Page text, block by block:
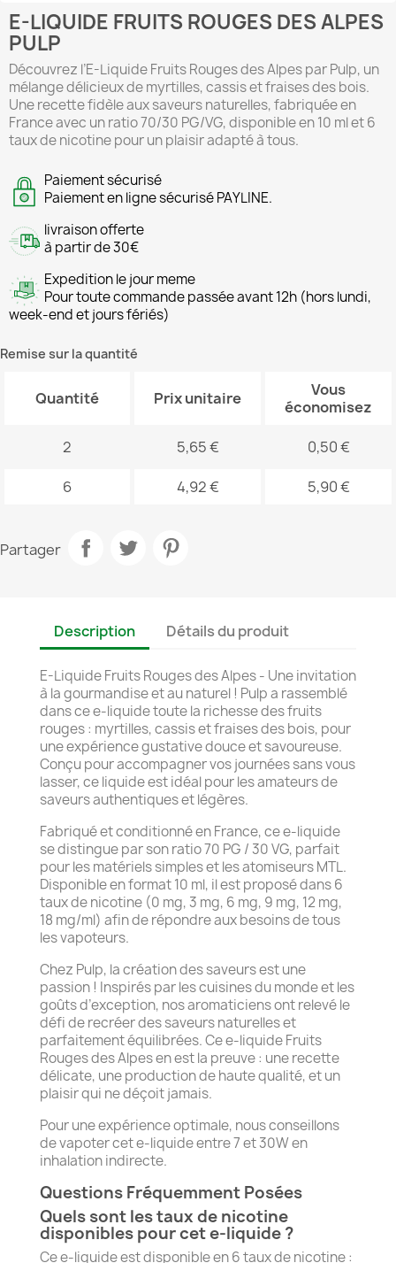
E-LIQUIDE FRUITS ROUGES DES ALPES
PULP
Découvrez l’E-Liquide Fruits Rouges des Alpes par Pulp, un
mélange délicieux de myrtilles, cassis et fraises des bois.
Une recette fidèle aux saveurs naturelles, fabriquée en
France avec un ratio 70/30 PG/VG, disponible en 10 ml et 6
taux de nicotine pour un plaisir adapté à tous.
Paiement sécurisé
Paiement en ligne sécurisé PAYLINE.
livraison offerte
à partir de 30€
Expedition le jour meme
Pour toute commande passée avant 12h (hors lundi,
week-end et jours fériés)
Remise sur la quantité
Quantité Prix unitaire
Vous
économisez
2 5,65 € 0,50 €
6 4,92 € 5,90 €
Partager
Description Détails du produit
E-Liquide Fruits Rouges des Alpes - Une invitation
à la gourmandise et au naturel ! Pulp a rassemblé
dans ce e-liquide toute la richesse des fruits
rouges : myrtilles, cassis et fraises des bois, pour
une expérience gustative douce et savoureuse.
Conçu pour accompagner vos journées sans vous
lasser, ce liquide est idéal pour les amateurs de
saveurs authentiques et légères.
Fabriqué et conditionné en France, ce e-liquide
se distingue par son ratio 70 PG / 30 VG, parfait
pour les matériels simples et les atomiseurs MTL.
Disponible en format 10 ml, il est proposé dans 6
taux de nicotine (0 mg, 3 mg, 6 mg, 9 mg, 12 mg,
18 mg/ml) afin de répondre aux besoins de tous
les vapoteurs.
Chez Pulp, la création des saveurs est une
passion ! Inspirés par les cuisines du monde et les
goûts d’exception, nos aromaticiens ont relevé le
défi de recréer des saveurs naturelles et
parfaitement équilibrées. Ce e-liquide Fruits
Rouges des Alpes en est la preuve : une recette
délicate, une production de haute qualité, et un
plaisir qui ne déçoit jamais.
Pour une expérience optimale, nous conseillons
de vapoter cet e-liquide entre 7 et 30W en
inhalation indirecte.
Questions Fréquemment Posées
Quels sont les taux de nicotine
disponibles pour cet e-liquide ?
Ce e-liquide est disponible en 6 taux de nicotine :